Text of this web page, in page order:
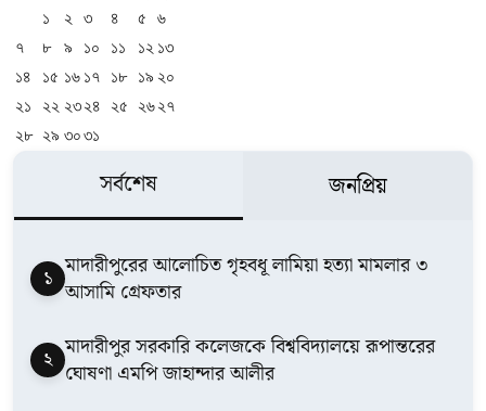
১
২ ৩ ৪ ৫
৬
৭
৮ ৯ ১০ ১১ ১২ ১৩
১৪
১৫ ১৬ ১৭ ১৮ ১৯ ২০
২১
২২ ২৩২৪ ২৫ ২৬২৭
২৮ ২৯ ৩০৩১
সর্বশেষ জনপ্রিয়
১ মাদারীপুরের আলোচিত গৃহবধূ লামিয়া হত্যা মামলার ৩
আসামি গ্রেফতার
২ মাদারীপুর সরকারি কলেজকে বিশ্ববিদ্যালয়ে রূপান্তরের
ঘোষণা এমপি জাহান্দার আলীর